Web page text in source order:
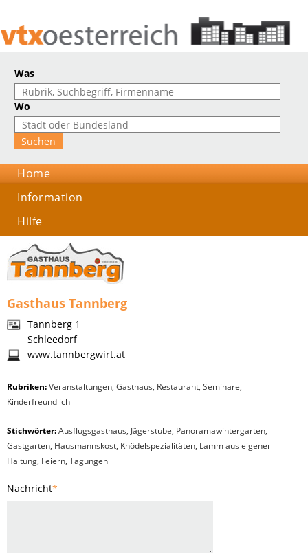
Was
Wo
Home
Information
Hilfe
Gasthaus Tannberg
Tannberg 1
Schleedorf
www.tannbergwirt.at
Rubriken:Veranstaltungen, Gasthaus, Restaurant, Seminare,
Kinderfreundlich
Stichwörter:Ausflugsgasthaus, Jägerstube, Panoramawintergarten,
Gastgarten, Hausmannskost, Knödelspezialitäten, Lamm aus eigener
Haltung, Feiern, Tagungen
Nachricht*